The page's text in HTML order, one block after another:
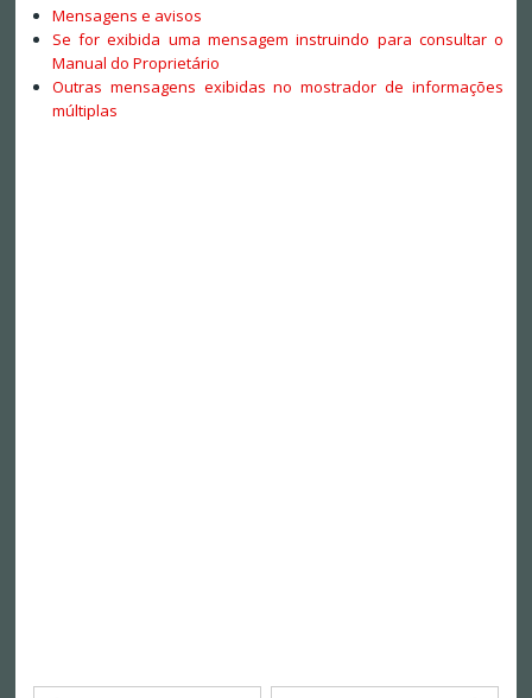
Mensagens e avisos
Se for exibida uma mensagem instruindo para consultar o
Manual do Proprietário
Outras mensagens exibidas no mostrador de informações
múltiplas